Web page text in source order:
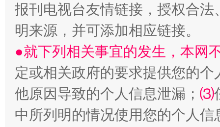
揭批美国五大"原罪" "炒
报刊电视台友情链接，授权合
明来源，并可添加相应链接。
●就下列相关事宜的发生，本网
定或相关政府的要求提供您的个
他原因导致的个人信息泄漏； ⑶
中所列明的情况使用您的个人